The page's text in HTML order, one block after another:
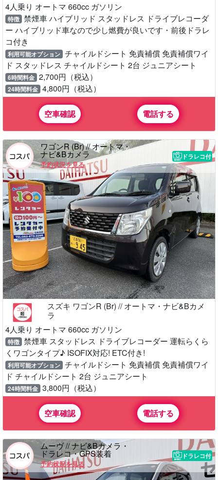
4人乗り オートマ 660cc ガソリン
特徴 禁煙車 ハイブリッド スタッドレス ドライブレコーダ
ー ハイブリッド車なので少し燃費が良いです・前後ドラレ
コ付き
利用可能オプション チャイルドシート 免責補償 免責補償ワイ
ド スタッドレス チャイルドシート 2台 ジュニアシート
6時間料金 2,700円（税込）
24時間料金 4,800円（税込）
空車確認 電話する
ワゴンR (Br) // オートマ・
ナビ&Bカメラ
予約状況を見る
ドラレコ付
スズキ ワゴンR (Br) // オートマ・ナビ&Bカメ
ラ
4人乗り オートマ 660cc ガソリン
特徴 禁煙車 スタッドレス ドライブレコーダー 運転らくら
くワゴンタイプ♪ ISOFIX対応! ETC付き!
利用可能オプション チャイルドシート 免責補償 免責補償ワイ
ド チャイルドシート 2台 ジュニアシート
24時間料金 3,800円（税込）
空車確認 電話する
ムーヴ // ナビ&Bカメラ・
ドラレコ・GPS装着
予約状況を見る
ドラレコ付